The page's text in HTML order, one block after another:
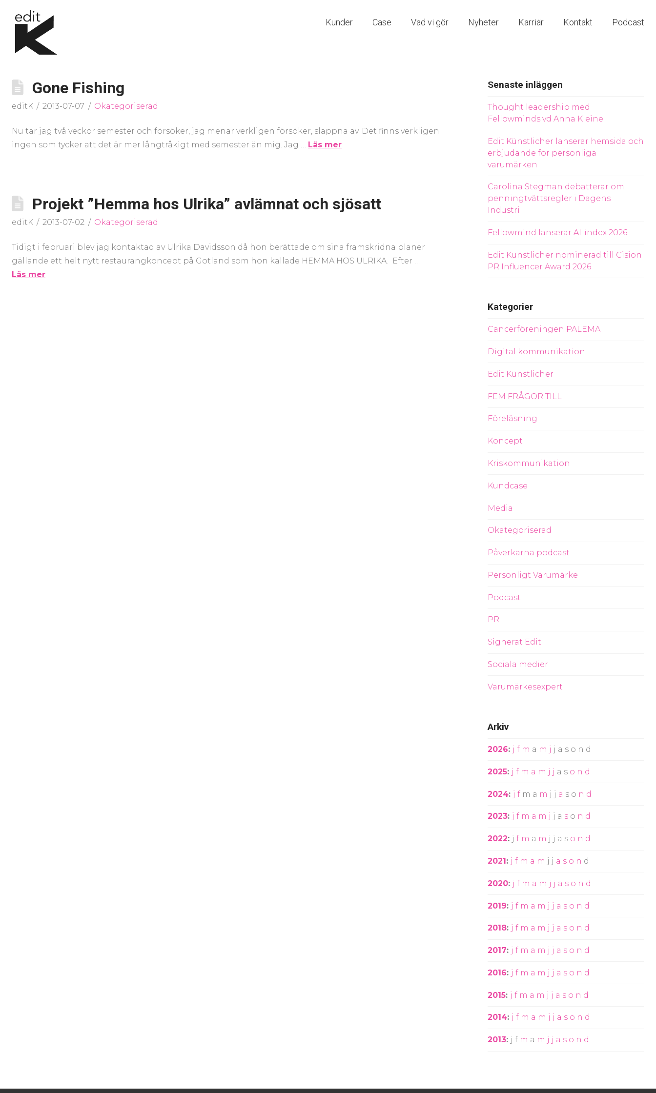
Kunder Case Vad vi gör Nyheter Karriär Kontakt Podcast
Gone Fishing
editK 2013-07-07 Okategoriserad
Nu tar jag två veckor semester och försöker, jag menar verkligen försöker, slappna av. Det finns verkligen
ingen som tycker att det är mer långtråkigt med semester än mig. Jag … Läs mer
Projekt ”Hemma hos Ulrika” avlämnat och sjösatt
editK 2013-07-02 Okategoriserad
Tidigt i februari blev jag kontaktad av Ulrika Davidsson då hon berättade om sina framskridna planer
gällande ett helt nytt restaurangkoncept på Gotland som hon kallade HEMMA HOS ULRIKA. Efter …
Läs mer
Senaste inläggen
Thought leadership med
Fellowminds vd Anna Kleine
Edit Künstlicher lanserar hemsida och
erbjudande för personliga
varumärken
Carolina Stegman debatterar om
penningtvättsregler i Dagens
Industri
Fellowmind lanserar AI-index 2026
Edit Künstlicher nominerad till Cision
PR Influencer Award 2026
Kategorier
Cancerföreningen PALEMA
Digital kommunikation
Edit Künstlicher
FEM FRÅGOR TILL
Föreläsning
Koncept
Kriskommunikation
Kundcase
Media
Okategoriserad
Påverkarna podcast
Personligt Varumärke
Podcast
PR
Signerat Edit
Sociala medier
Varumärkesexpert
Arkiv
2026: j f m a m j j a s o n d
2025: j f m a m j j a s o n d
2024: j f m a m j j a s o n d
2023: j f m a m j j a s o n d
2022: j f m a m j j a s o n d
2021: j f m a m j j a s o n d
2020: j f m a m j j a s o n d
2019: j f m a m j j a s o n d
2018: j f m a m j j a s o n d
2017: j f m a m j j a s o n d
2016: j f m a m j j a s o n d
2015: j f m a m j j a s o n d
2014: j f m a m j j a s o n d
2013: j f m a m j j a s o n d